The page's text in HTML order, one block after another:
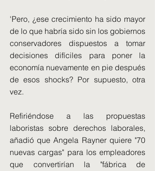
'Pero, ¿ese crecimiento ha sido mayor
de lo que habría sido sin los gobiernos
conservadores dispuestos a tomar
decisiones difíciles para poner la
economía nuevamente en pie después
de esos shocks? Por supuesto, otra
vez.
Refiriéndose a las propuestas
laboristas sobre derechos laborales,
añadió que Angela Rayner quiere "70
nuevas cargas" para los empleadores
que convertirían la "fábrica de